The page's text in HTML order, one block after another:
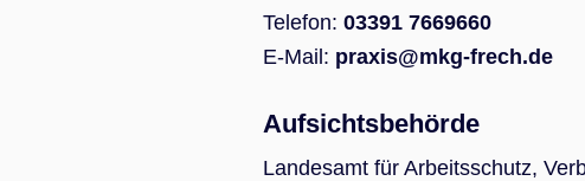
Telefon: 03391 7669660
E-Mail: praxis@mkg-frech.de
Aufsichtsbehörde
Landesamt für Arbeitsschutz,